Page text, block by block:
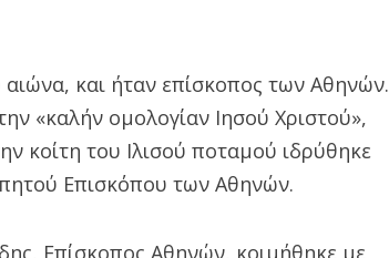
και ήταν επίσκοπος των Αθηνών.
«καλήν ομολογίαν Ιησού Χριστού»,
κοίτη του Ιλισού ποταμού ιδρύθηκε
Επισκόπου των Αθηνών.
Επίσκοπος Αθηνών, κοιμήθηκε με